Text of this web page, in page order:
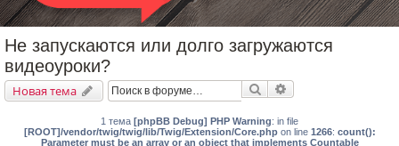
Не запускаются или долго загружаются
видеоуроки?
Новая тема Поиск
1 тема [phpBB Debug] PHP Warning: in file
[ROOT]/vendor/twig/twig/lib/Twig/Extension/Core.phpon line 1266: count():
Parameter must be an array or an object that implements Countable